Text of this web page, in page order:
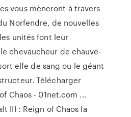
vous mèneront à travers
Norfendre, de nouvelles
unités font leur
chevaucheur de chauve-
elfe de sang ou le géant
Télécharger
Chaos - 01net.com ...
III : Reign of Chaos la